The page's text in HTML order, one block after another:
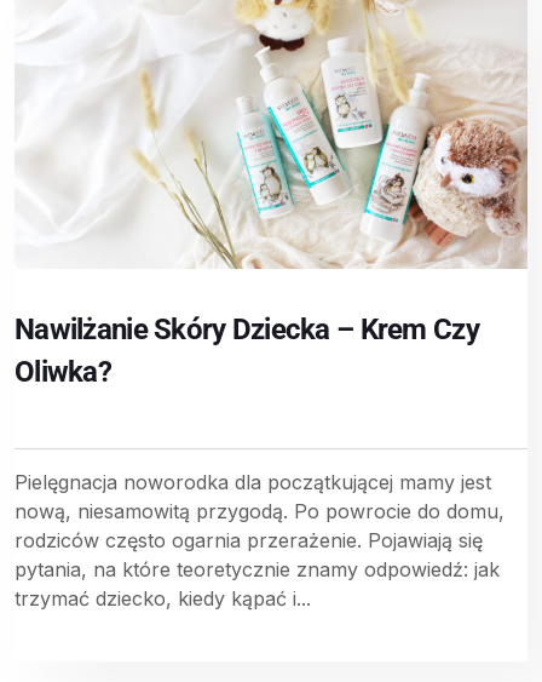
Nawilżanie Skóry Dziecka – Krem Czy
Oliwka?
Pielęgnacja noworodka dla początkującej mamy jest
nową, niesamowitą przygodą. Po powrocie do domu,
rodziców często ogarnia przerażenie. Pojawiają się
pytania, na które teoretycznie znamy odpowiedź: jak
trzymać dziecko, kiedy kąpać i...